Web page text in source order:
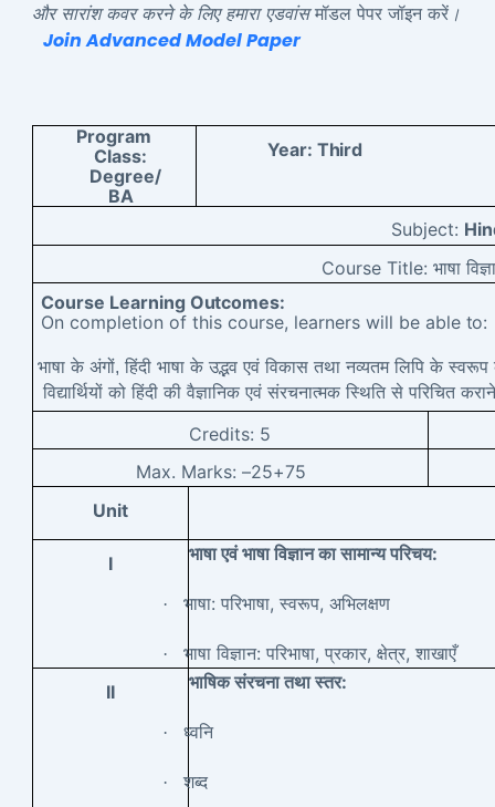
और सारांश कवर करने के लिए हमारा एडवांसमॉडल पेपर जॉइन करें।
Join Advanced Model Paper
Program
Class:
Degree/
BA
Year: Third
Subject:
Course Title: भाषा
Course Learning Outcomes:
On completion of this course, learners will be able to:
भाषा के अंगों, हिंदी भाषा के उद्भव एवं विकास तथा नव्यतम लिपि के स्वरूप
विद्यार्थियों को हिंदी की वैज्ञानिक एवं संरचनात्मक स्थिति से परिचित
Credits: 5
Max. Marks: –25+75
Unit
I भाषा एवं भाषा विज्ञान का सामान्य परिचय:
· भाषा: परिभाषा, स्वरूप, अभिलक्षण
· भाषा विज्ञान: परिभाषा, प्रकार, क्षेत्र, शाखाएँ
II भाषिक संरचना तथा स्तर:
· ध्वनि
· शब्द